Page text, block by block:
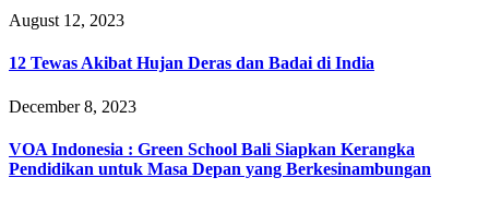
August 12, 2023
12 Tewas Akibat Hujan Deras dan Badai di India
December 8, 2023
VOA Indonesia : Green School Bali Siapkan Kerangka
Pendidikan untuk Masa Depan yang Berkesinambungan